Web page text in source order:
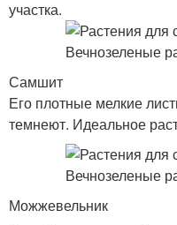
участка.
Самшит
Его плотные мелкие
темнеют. Идеальное
Можжевельник